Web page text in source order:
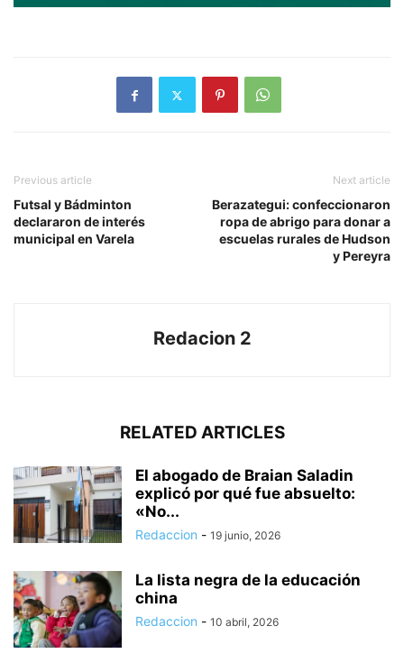
Previous article
Futsal y Bádminton
declararon de interés
municipal en Varela
Next article
Berazategui: confeccionaron
ropa de abrigo para donar a
escuelas rurales de Hudson
y Pereyra
Redacion 2
RELATED ARTICLES
El abogado de Braian Saladin
explicó por qué fue absuelto:
«No...
Redaccion - 19 junio, 2026
La lista negra de la educación
china
Redaccion - 10 abril, 2026